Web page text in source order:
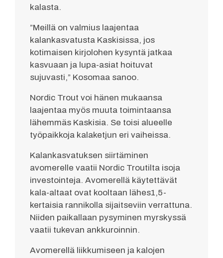
kalasta.
”Meillä on valmius laajentaa
kalankasvatusta Kaskisissa, jos
kotimaisen kirjolohen kysyntä jatkaa
kasvuaan ja lupa-asiat hoituvat
sujuvasti,” Kosomaa sanoo.
Nordic Trout voi hänen mukaansa
laajentaa myös muuta toimintaansa
lähemmäs Kaskisia. Se toisi alueelle
työpaikkoja kalaketjun eri vaiheissa.
Kalankasvatuksen siirtäminen
avomerelle vaatii Nordic Troutilta isoja
investointeja. Avomerellä käytettävät
kala-altaat ovat kooltaan lähes1,5-
kertaisia rannikolla sijaitseviin verrattuna.
Niiden paikallaan pysyminen myrskyssä
vaatii tukevan ankkuroinnin.
Avomerellä liikkumiseen ja kalojen